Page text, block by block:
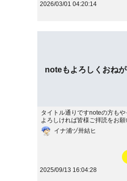
2026/03/01 04:20:14
noteもよろしくおね
タイトル通りですnoteの方も
よろしければ皆様ご拝読をお
イナ浦ヅ卅結ヒ
2025/09/13 16:04:28